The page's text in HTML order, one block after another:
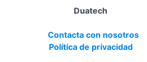
Duatech
Contacta con nosotros
Política de privacidad